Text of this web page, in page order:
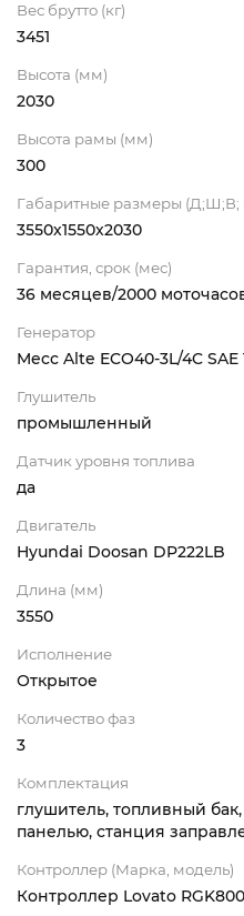
Вес брутто (кг)
3451
Высота (мм)
2030
Высота рамы (мм)
300
Габаритные размеры (Д;Ш;В;
3550х1550х2030
Гарантия, срок (мес)
36 месяцев/2000
Генератор
Mecc Alte ECO40-3L/4C SAE
Глушитель
промышленный
Датчик уровня топлива
да
Двигатель
Hyundai Doosan DP222LB
Длина (мм)
3550
Исполнение
Открытое
Количество фаз
3
Комплектация
глушитель, топливный
панелью, станция
Контроллер (Марка, модель)
Контроллер Lovato RGK800